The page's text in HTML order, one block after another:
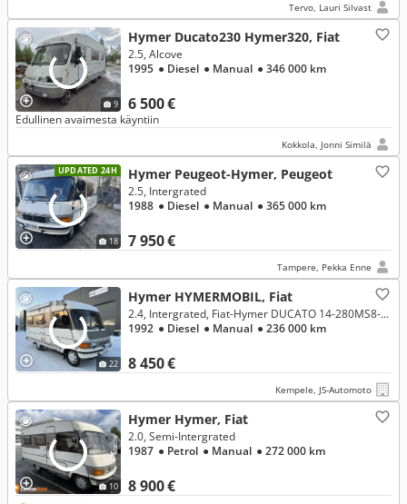
Tervo, Lauri Silvast
9
Hymer Ducato230 Hymer320, Fiat
6 500 €
2.5, Alcove
1995 ● Diesel ● Manual ● 346 000 km
Edullinen avaimesta käyntiin
Kokkola, Jonni Similä
UPDATED 24H
18
Hymer Peugeot-Hymer, Peugeot
7 950 €
2.5, Intergrated
1988 ● Diesel ● Manual ● 365 000 km
Tampere, Pekka Enne
22
Hymer HYMERMOBIL, Fiat
8 450 €
2.4, Intergrated, Fiat-Hymer DUCATO 14-280MS8-HYMERMOBIL 554/292
1992 ● Diesel ● Manual ● 236 000 km
Kempele, JS-Automoto
10
Hymer Hymer, Fiat
8 900 €
2.0, Semi-Intergrated
1987 ● Petrol ● Manual ● 272 000 km